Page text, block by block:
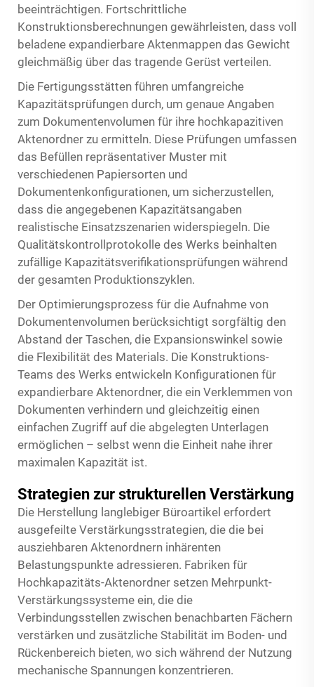
beeinträchtigen. Fortschrittliche
Konstruktionsberechnungen gewährleisten, dass voll
beladene expandierbare Aktenmappen das Gewicht
gleichmäßig über das tragende Gerüst verteilen.
Die Fertigungsstätten führen umfangreiche
Kapazitätsprüfungen durch, um genaue Angaben
zum Dokumentenvolumen für ihre hochkapazitiven
Aktenordner zu ermitteln. Diese Prüfungen umfassen
das Befüllen repräsentativer Muster mit
verschiedenen Papiersorten und
Dokumentenkonfigurationen, um sicherzustellen,
dass die angegebenen Kapazitätsangaben
realistische Einsatzszenarien widerspiegeln. Die
Qualitätskontrollprotokolle des Werks beinhalten
zufällige Kapazitätsverifikationsprüfungen während
der gesamten Produktionszyklen.
Der Optimierungsprozess für die Aufnahme von
Dokumentenvolumen berücksichtigt sorgfältig den
Abstand der Taschen, die Expansionswinkel sowie
die Flexibilität des Materials. Die Konstruktions-
Teams des Werks entwickeln Konfigurationen für
expandierbare Aktenordner, die ein Verklemmen von
Dokumenten verhindern und gleichzeitig einen
einfachen Zugriff auf die abgelegten Unterlagen
ermöglichen – selbst wenn die Einheit nahe ihrer
maximalen Kapazität ist.
Strategien zur strukturellen Verstärkung
Die Herstellung langlebiger Büroartikel erfordert
ausgefeilte Verstärkungsstrategien, die die bei
ausziehbaren Aktenordnern inhärenten
Belastungspunkte adressieren. Fabriken für
Hochkapazitäts-Aktenordner setzen Mehrpunkt-
Verstärkungssysteme ein, die die
Verbindungsstellen zwischen benachbarten Fächern
verstärken und zusätzliche Stabilität im Boden- und
Rückenbereich bieten, wo sich während der Nutzung
mechanische Spannungen konzentrieren.